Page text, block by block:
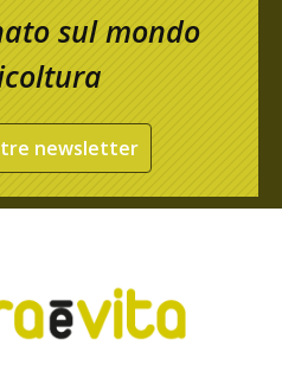
sul mondo
newsletter